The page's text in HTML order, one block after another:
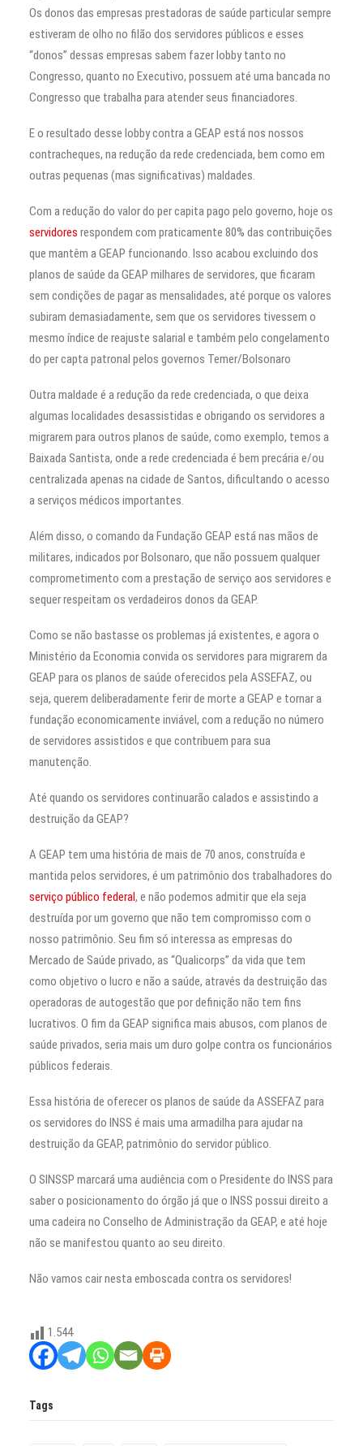
Os donos das empresas prestadoras de saúde particular sempre
estiveram de olho no filão dos servidores públicos e esses
“donos” dessas empresas sabem fazer lobby tanto no
Congresso, quanto no Executivo, possuem até uma bancada no
Congresso que trabalha para atender seus financiadores.
E o resultado desse lobby contra a GEAP está nos nossos
contracheques, na redução da rede credenciada, bem como em
outras pequenas (mas significativas) maldades.
Com a redução do valor do per capita pago pelo governo, hoje os
servidores respondem com praticamente 80% das contribuições
que mantêm a GEAP funcionando. Isso acabou excluindo dos
planos de saúde da GEAP milhares de servidores, que ficaram
sem condições de pagar as mensalidades, até porque os valores
subiram demasiadamente, sem que os servidores tivessem o
mesmo índice de reajuste salarial e também pelo congelamento
do per capta patronal pelos governos Temer/Bolsonaro
Outra maldade é a redução da rede credenciada, o que deixa
algumas localidades desassistidas e obrigando os servidores a
migrarem para outros planos de saúde, como exemplo, temos a
Baixada Santista, onde a rede credenciada é bem precária e/ou
centralizada apenas na cidade de Santos, dificultando o acesso
a serviços médicos importantes.
Além disso, o comando da Fundação GEAP está nas mãos de
militares, indicados por Bolsonaro, que não possuem qualquer
comprometimento com a prestação de serviço aos servidores e
sequer respeitam os verdadeiros donos da GEAP.
Como se não bastasse os problemas já existentes, e agora o
Ministério da Economia convida os servidores para migrarem da
GEAP para os planos de saúde oferecidos pela ASSEFAZ, ou
seja, querem deliberadamente ferir de morte a GEAP e tornar a
fundação economicamente inviável, com a redução no número
de servidores assistidos e que contribuem para sua
manutenção.
Até quando os servidores continuarão calados e assistindo a
destruição da GEAP?
A GEAP tem uma história de mais de 70 anos, construída e
mantida pelos servidores, é um patrimônio dos trabalhadores do
serviço público federal, e não podemos admitir que ela seja
destruída por um governo que não tem compromisso com o
nosso patrimônio. Seu fim só interessa as empresas do
Mercado de Saúde privado, as “Qualicorps” da vida que tem
como objetivo o lucro e não a saúde, através da destruição das
operadoras de autogestão que por definição não tem fins
lucrativos. O fim da GEAP significa mais abusos, com planos de
saúde privados, seria mais um duro golpe contra os funcionários
públicos federais.
Essa história de oferecer os planos de saúde da ASSEFAZ para
os servidores do INSS é mais uma armadilha para ajudar na
destruição da GEAP, patrimônio do servidor público.
O SINSSP marcará uma audiência com o Presidente do INSS para
saber o posicionamento do órgão já que o INSS possui direito a
uma cadeira no Conselho de Administração da GEAP, e até hoje
não se manifestou quanto ao seu direito.
Não vamos cair nesta emboscada contra os servidores!
1.544
Tags